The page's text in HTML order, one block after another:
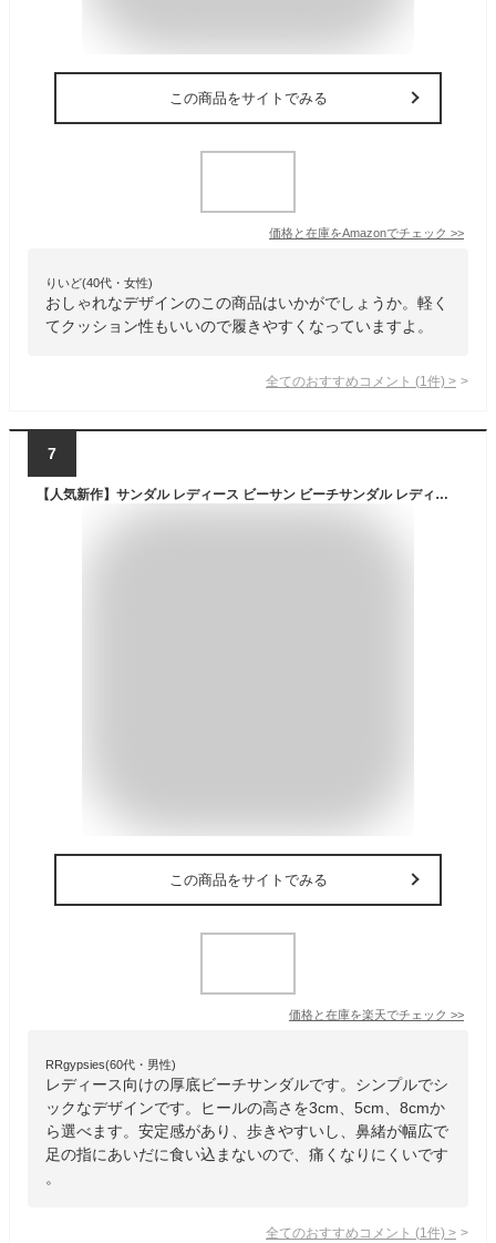
この商品をサイトでみる
価格と在庫をAmazonでチェック >>
りいど(40代・女性)
おしゃれなデザインのこの商品はいかがでしょうか。軽く
てクッション性もいいので履きやすくなっていますよ。
全てのおすすめコメント (1 件) >
7
【人気新作】サンダル レディース ビーサン ビーチサンダル レディース 厚底 海 プール サーフィン 2カラー ヒール高さ：3cm/5cm/8cm
この商品をサイトでみる
価格と在庫を楽天でチェック >>
RRgypsies(60代・男性)
レディース向けの厚底ビーチサンダルです。シンプルでシ
ックなデザインです。ヒールの高さを3cm、5cm、8cmか
ら選べます。安定感があり、歩きやすいし、鼻緒が幅広で
足の指にあいだに食い込まないので、痛くなりにくいです
。
全てのおすすめコメント (1 件) >